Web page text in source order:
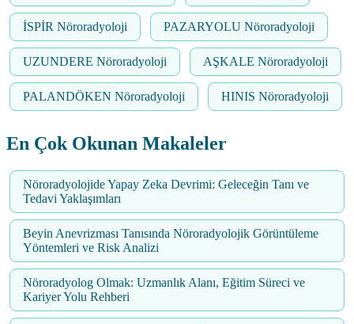
İSPİR Nöroradyoloji PAZARYOLU Nöroradyoloji
UZUNDERE Nöroradyoloji AŞKALE Nöroradyoloji
PALANDÖKEN Nöroradyoloji HINIS Nöroradyoloji
En Çok Okunan Makaleler
Nöroradyolojide Yapay Zeka Devrimi: Geleceğin Tanı ve
Tedavi Yaklaşımları
Beyin Anevrizması Tanısında Nöroradyolojik Görüntüleme
Yöntemleri ve Risk Analizi
Nöroradyolog Olmak: Uzmanlık Alanı, Eğitim Süreci ve
Kariyer Yolu Rehberi